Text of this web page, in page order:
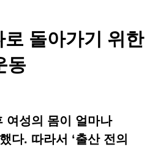
로 돌아가기 위한
동
여성의 몸이 얼마나
다. 따라서 ‘출산 전의